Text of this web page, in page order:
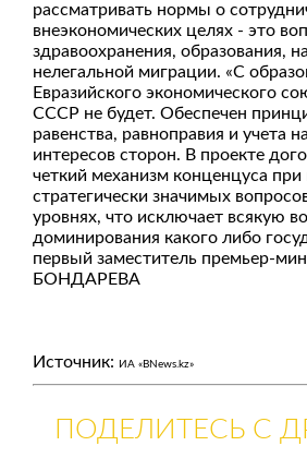
рассматривать нормы о
внеэкономических целях - это
здравоохранения, образования,
нелегальной миграции. «С
Евразийского экономического
СССР не будет. Обеспечен
равенства, равноправия и учета
интересов сторон. В проекте
четкий механизм конценцуса при
стратегически значимых
уровнях, что исключает всякую
доминирования какого либо
первый заместитель премьер-
БОНДАРЕВА
Источник: ИА «BNews.kz»
ПОДЕЛИТЕСЬ С